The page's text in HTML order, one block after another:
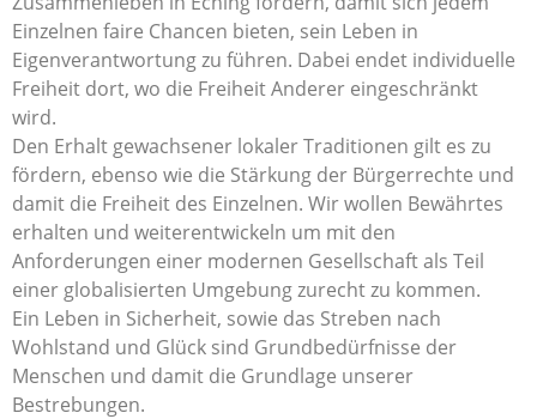
Einzelnen faire Chancen bieten, sein Leben in
Eigenverantwortung zu führen. Dabei endet individuelle
Freiheit dort, wo die Freiheit Anderer eingeschränkt
wird.
Den Erhalt gewachsener lokaler Traditionen gilt es zu
fördern, ebenso wie die Stärkung der Bürgerrechte und
damit die Freiheit des Einzelnen. Wir wollen Bewährtes
erhalten und weiterentwickeln um mit den
Anforderungen einer modernen Gesellschaft als Teil
einer globalisierten Umgebung zurecht zu kommen.
Ein Leben in Sicherheit, sowie das Streben nach
Wohlstand und Glück sind Grundbedürfnisse der
Menschen und damit die Grundlage unserer
Bestrebungen.